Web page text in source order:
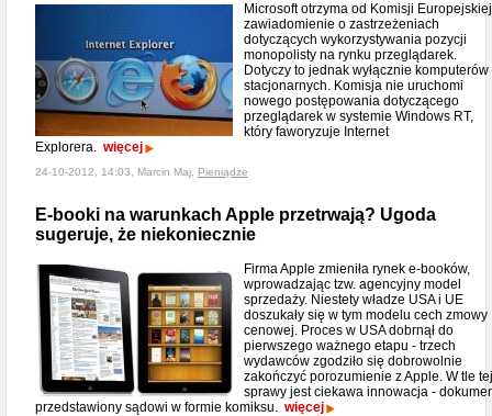
Microsoft otrzyma od Komisji Europejskiej
zawiadomienie o zastrzeżeniach
dotyczących wykorzystywania pozycji
monopolisty na rynku przeglądarek.
Dotyczy to jednak wyłącznie komputerów
stacjonarnych. Komisja nie uruchomi
nowego postępowania dotyczącego
przeglądarek w systemie Windows RT,
który faworyzuje Internet
Explorera. więcej
24-10-2012, 14:03, Marcin Maj, Pieniądze
E-booki na warunkach Apple przetrwają? Ugoda
sugeruje, że niekoniecznie
Firma Apple zmieniła rynek e-booków,
wprowadzając tzw. agencyjny model
sprzedaży. Niestety władze USA i UE
doszukały się w tym modelu cech zmowy
cenowej. Proces w USA dobrnął do
pierwszego ważnego etapu - trzech
wydawców zgodziło się dobrowolnie
zakończyć porozumienie z Apple. W tle tej
sprawy jest ciekawa innowacja -
przedstawiony sądowi w formie komiksu. więcej